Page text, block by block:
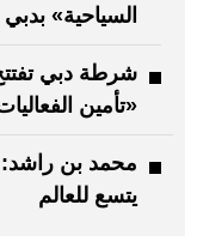
السياحية» بدبي
«تأمين
محمد بن راشد:
يتسع للعالم